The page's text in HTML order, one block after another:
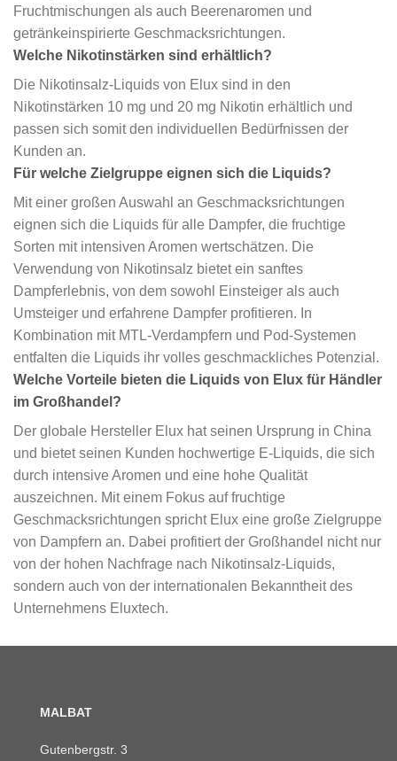
Fruchtmischungen als auch Beerenaromen und
getränkeinspirierte Geschmacksrichtungen.
Welche Nikotinstärken sind erhältlich?
Die Nikotinsalz-Liquids von Elux sind in den
Nikotinstärken 10 mg und 20 mg Nikotin erhältlich und
passen sich somit den individuellen Bedürfnissen der
Kunden an.
Für welche Zielgruppe eignen sich die Liquids?
Mit einer großen Auswahl an Geschmacksrichtungen
eignen sich die Liquids für alle Dampfer, die fruchtige
Sorten mit intensiven Aromen wertschätzen. Die
Verwendung von Nikotinsalz bietet ein sanftes
Dampferlebnis, von dem sowohl Einsteiger als auch
Umsteiger und erfahrene Dampfer profitieren. In
Kombination mit MTL-Verdampfern und Pod-Systemen
entfalten die Liquids ihr volles geschmackliches Potenzial.
Welche Vorteile bieten die Liquids von Elux für Händler
im Großhandel?
Der globale Hersteller Elux hat seinen Ursprung in China
und bietet seinen Kunden hochwertige E-Liquids, die sich
durch intensive Aromen und eine hohe Qualität
auszeichnen. Mit einem Fokus auf fruchtige
Geschmacksrichtungen spricht Elux eine große Zielgruppe
von Dampfern an. Dabei profitiert der Großhandel nicht nur
von der hohen Nachfrage nach Nikotinsalz-Liquids,
sondern auch von der internationalen Bekanntheit des
Unternehmens Eluxtech.
MALBAT
Gutenbergstr. 3